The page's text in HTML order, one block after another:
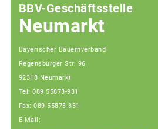
BBV-Geschäftsstelle
Neumarkt
Bayerischer Bauernverband
Regensburger Str. 96
92318 Neumarkt
Tel: 089 55873-931
Fax: 089 55873-831
E-Mail: